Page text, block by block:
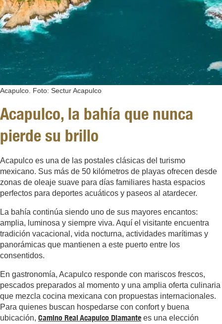
Acapulco. Foto: Sectur Acapulco
Acapulco, la bahía que nunca
pierde su brillo
Acapulco es una de las postales clásicas del turismo
mexicano. Sus más de 50 kilómetros de playas ofrecen desde
zonas de oleaje suave para días familiares hasta espacios
perfectos para deportes acuáticos y paseos al atardecer.
La bahía continúa siendo uno de sus mayores encantos:
amplia, luminosa y siempre viva. Aquí el visitante encuentra
tradición vacacional, vida nocturna, actividades marítimas y
panorámicas que mantienen a este puerto entre los
consentidos.
En gastronomía, Acapulco responde con mariscos frescos,
pescados preparados al momento y una amplia oferta culinaria
que mezcla cocina mexicana con propuestas internacionales.
Para quienes buscan hospedarse con confort y buena
ubicación, Camino Real Acapulco Diamante es una elección